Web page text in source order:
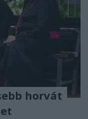
horvát